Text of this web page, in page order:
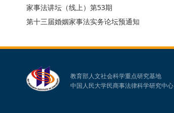
家事法讲坛（线上）第53期
第十三届婚姻家事法实务论坛预通知
教育部人文社会科学重点研究基地
中国人民大学民商事法律科学研究中心